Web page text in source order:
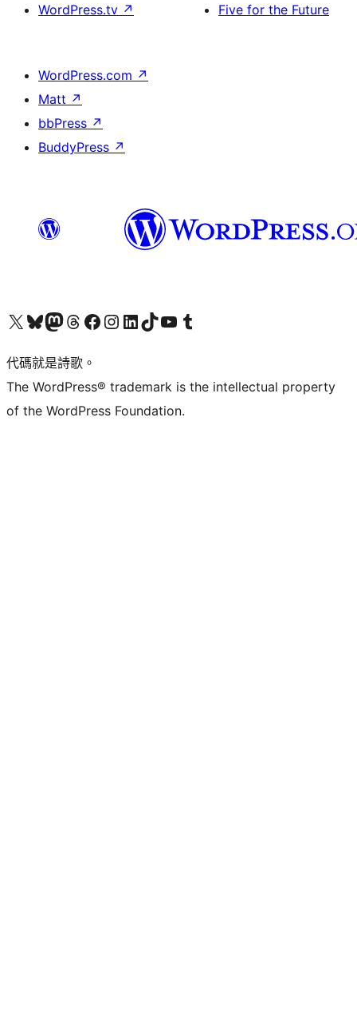
WordPress.tv ↗
Five for the Future
WordPress.com ↗
Matt ↗
bbPress ↗
BuddyPress ↗
Visit our X (formerly Twitter) account
Visit our Bluesky account
Visit our Mastodon account
Visit our Threads account
訪問我們的 Facebook 專頁Visit our Instagram account
Visit our LinkedIn account
Visit our TikTok account
Visit our YouTube channel
Visit our Tumblr account
代碼就是詩歌。
The WordPress® trademark is the intellectual property
of the WordPress Foundation.